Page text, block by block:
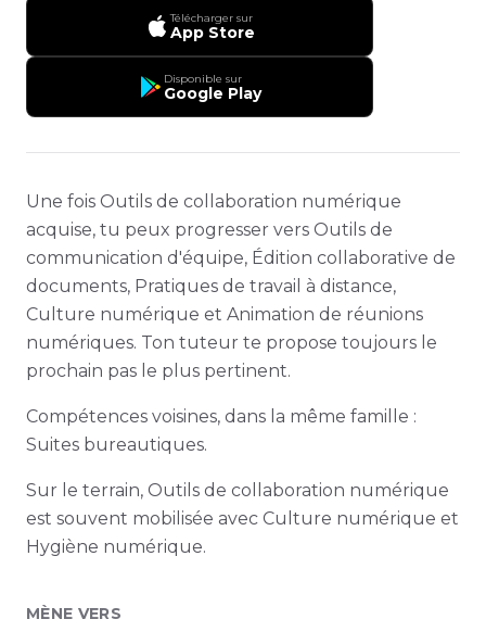
Télécharger sur
App Store
Disponible sur
Google Play
Une fois Outils de collaboration numérique
acquise, tu peux progresser vers Outils de
communication d'équipe, Édition collaborative de
documents, Pratiques de travail à distance,
Culture numérique et Animation de réunions
numériques. Ton tuteur te propose toujours le
prochain pas le plus pertinent.
Compétences voisines, dans la même famille :
Suites bureautiques.
Sur le terrain, Outils de collaboration numérique
est souvent mobilisée avec Culture numérique et
Hygiène numérique.
MÈNE VERS